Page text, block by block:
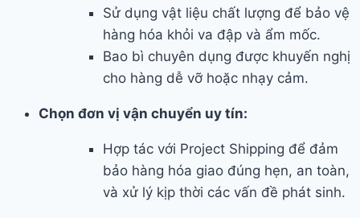
Sử dụng vật liệu chất lượng để bảo vệ
hàng hóa khỏi va đập và ẩm mốc.
Bao bì chuyên dụng được khuyến nghị
cho hàng dễ vỡ hoặc nhạy cảm.
Chọn đơn vị vận chuyển uy tín:
Hợp tác với Project Shipping để đảm
bảo hàng hóa giao đúng hẹn, an toàn,
và xử lý kịp thời các vấn đề phát sinh.